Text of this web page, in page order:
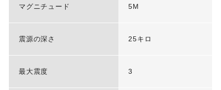
マグニチュード 5M
震源の深さ 25キロ
最大震度 3